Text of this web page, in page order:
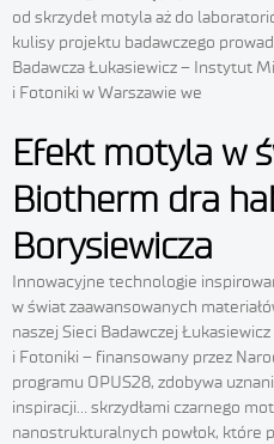
od skrzydeł motyla aż do
kulisy projektu badawczego
Badawcza Łukasiewicz – Instytut
i Fotoniki w Warszawie we
Efekt motyla w
Biotherm dra
Borysiewicza
Innowacyjne technologie
w świat zaawansowanych
naszej Sieci Badawczej
i Fotoniki – finansowany przez
programu OPUS28, zdobywa
inspiracji… skrzydłami czarnego
nanostrukturalnych powłok, które